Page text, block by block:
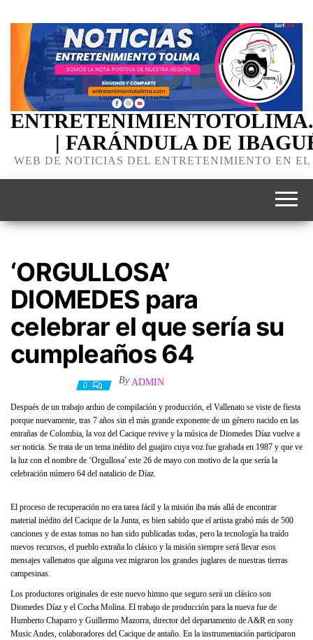
| FARÁNDULA DE
WEB DE NOTICIAS DEL ENTRETENIMIENTO EN
‘ORGULLOSA’
DIOMEDES para
celebrar el que sería su
cumpleaños 64
0 By ADMIN
Después de un trabajo arduo de compilación y producción, el Vallenato se viste de fiesta
porque nuevamente, tras 7 años sin el más grande exponente de un género nacido en las
entrañas de Colombia, la voz del Cacique revive y la música de Diomedes Díaz vuelve a
ser noticia. Se trata de un tema inédito del guajiro cuya voz fue grabada en 1987 y que ve
la luz con el nombre de ‘Orgullosa’ este 26 de mayo con motivo de la que sería la
celebración número 64 del natalicio de Díaz.
El proceso de recuperación no era tarea fácil y la misión iba más allá de encontrar
material inédito del Cacique de la Junta, es bien sabido que el artista grabó más de 500
canciones y de estas tomas no han sido publicadas todas, pero la tecnología ha traído
nuevos recursos, el pueblo extraña lo clásico y la misión siempre será llevar esos
mensajes vallenatos que alguna vez migraron los grandes juglares de nuestras tierras
campesinas.
Los productores originales de este nuevo himno que seguro será un clásico son
Diomedes Díaz y el Cocha Molina. El trabajo de producción para la nueva fue de
Humberto Chaparro y Guillermo Mazorra, director del departamento de A&R en sony
Music Andes, colaboradores del Cacique de antaño. En la instrumentación participaron